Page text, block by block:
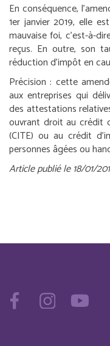
En conséquence,
1er janvier 2019, elle
mauvaise foi, c’est-à-
reçus. En outre, son
réduction d’impôt en
Précision : cette
aux entreprises qui
des attestations
ouvrant droit au crédit
(CITE) ou au crédit
personnes âgées ou
Article publié le 18/01/